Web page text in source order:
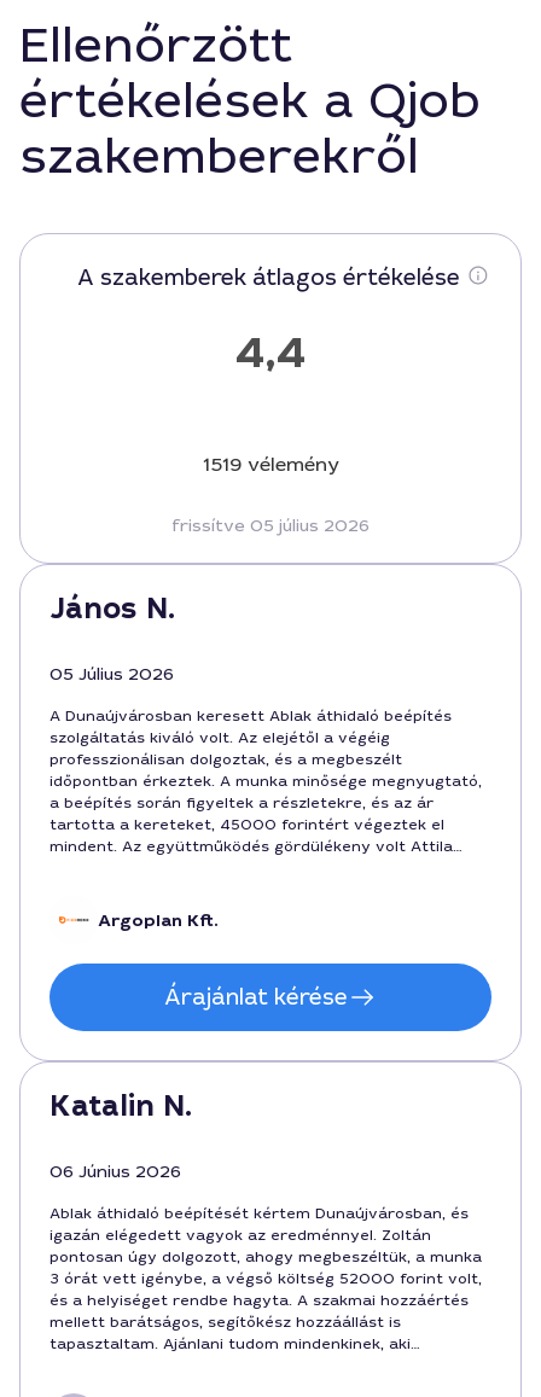
Ellenőrzött
értékelések a Qjob
szakemberekről
A szakemberek átlagos értékelése
4,4
1519 vélemény
frissítve 05 július 2026
János N.
05 Július 2026
A Dunaújvárosban keresett Ablak áthidaló beépítés
szolgáltatás kiváló volt. Az elejétől a végéig
professzionálisan dolgoztak, és a megbeszélt
időpontban érkeztek. A munka minősége megnyugtató,
a beépítés során figyeltek a részletekre, és az ár
tartotta a kereteket, 45000 forintért végeztek el
mindent. Az együttműködés gördülékeny volt Attila
keresnek az ablakszárnyak közötti áthidalóra.
Argoplan Kft.
Árajánlat kérése
Katalin N.
06 Június 2026
Ablak áthidaló beépítését kértem Dunaújvárosban, és
igazán elégedett vagyok az eredménnyel. Zoltán
pontosan úgy dolgozott, ahogy megbeszéltük, a munka
3 órát vett igénybe, a végső költség 52000 forint volt,
és a helyiséget rendbe hagyta. A szakmai hozzáértés
mellett barátságos, segítőkész hozzáállást is
tapasztaltam. Ajánlani tudom mindenkinek, aki